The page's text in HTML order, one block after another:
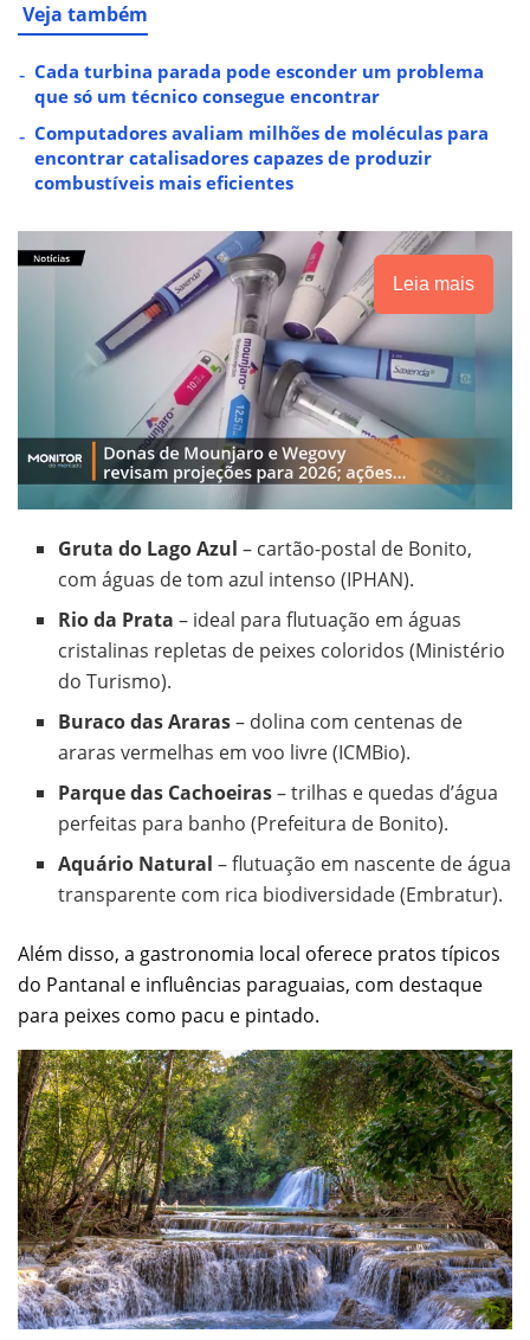
Veja também
Cada turbina parada pode esconder um problema
que só um técnico consegue encontrar
Computadores avaliam milhões de moléculas para
encontrar catalisadores capazes de produzir
combustíveis mais eficientes
Leia mais
Gruta do Lago Azul – cartão-postal de Bonito,
com águas de tom azul intenso (IPHAN).
Rio da Prata – ideal para flutuação em águas
cristalinas repletas de peixes coloridos (Ministério
do Turismo).
Buraco das Araras– dolina com centenas de
araras vermelhas em voo livre (ICMBio).
Parque das Cachoeiras– trilhas e quedas d’água
perfeitas para banho (Prefeitura de Bonito).
Aquário Natural – flutuação em nascente de água
transparente com rica biodiversidade (Embratur).
Além disso, a gastronomia local oferece pratos típicos
do Pantanal e influências paraguaias, com destaque
para peixes como pacu e pintado.